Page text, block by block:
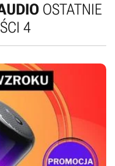
OSTATNIE
4